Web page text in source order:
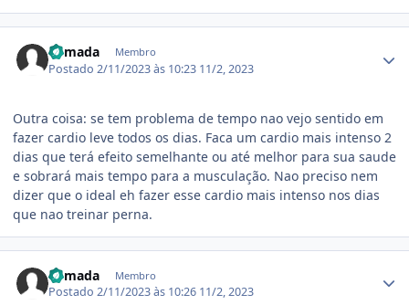
Remada Membro
Postado2/11/2023 às 10:23 11/2, 2023
Outra coisa: se tem problema de tempo nao vejo sentido em
fazer cardio leve todos os dias. Faca um cardio mais intenso 2
dias que terá efeito semelhante ou até melhor para sua saude
e sobrará mais tempo para a musculação. Nao preciso nem
dizer que o ideal eh fazer esse cardio mais intenso nos dias
que nao treinar perna.
Remada Membro
Postado2/11/2023 às 10:26 11/2, 2023